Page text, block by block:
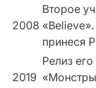
2008
Второе
принеся
2019
Релиз
«Монстры